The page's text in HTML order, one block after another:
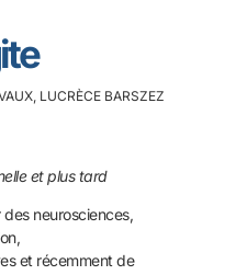
LUCRÈCE BARSZEZ
et plus tard
neurosciences,
et récemment de